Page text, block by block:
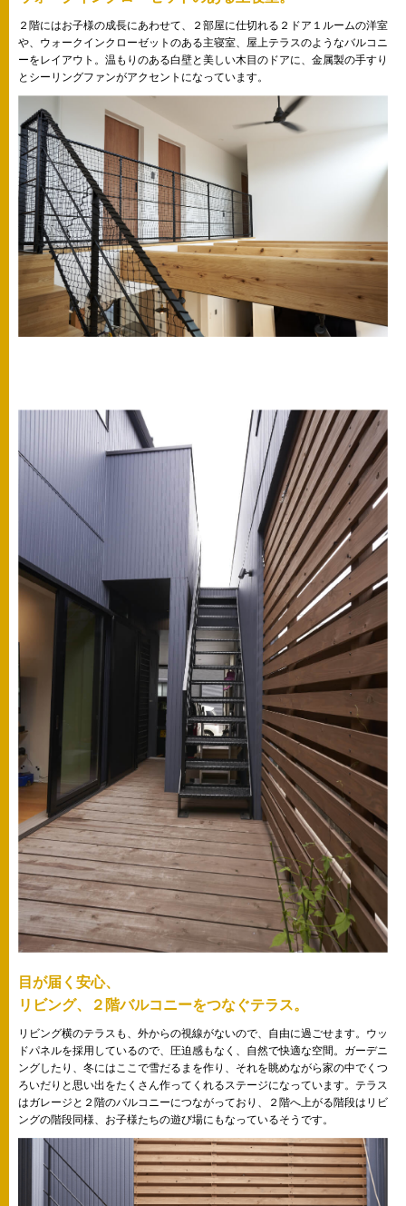
２階にはお子様の成長にあわせて、２部屋に仕切れる２ドア１ルームの洋室
や、ウォークインクローゼットのある主寝室、屋上テラスのようなバルコニ
ーをレイアウト。温もりのある白壁と美しい木目のドアに、金属製の手すり
とシーリングファンがアクセントになっています。
目が届く安心、
リビング、２階バルコニーをつなぐテラス。
リビング横のテラスも、外からの視線がないので、自由に過ごせます。ウッ
ドパネルを採用しているので、圧迫感もなく、自然で快適な空間。ガーデニ
ングしたり、冬にはここで雪だるまを作り、それを眺めながら家の中でくつ
ろいだりと思い出をたくさん作ってくれるステージになっています。テラス
はガレージと２階のバルコニーにつながっており、２階へ上がる階段はリビ
ングの階段同様、お子様たちの遊び場にもなっているそうです。